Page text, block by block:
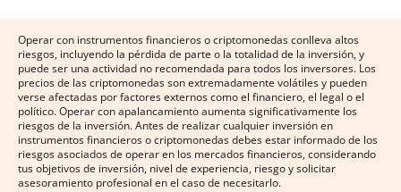
Operar con instrumentos financieros o criptomonedas conlleva altos
riesgos, incluyendo la pérdida de parte o la totalidad de la inversión, y
puede ser una actividad no recomendada para todos los inversores. Los
precios de las criptomonedas son extremadamente volátiles y pueden
verse afectadas por factores externos como el financiero, el legal o el
político. Operar con apalancamiento aumenta significativamente los
riesgos de la inversión. Antes de realizar cualquier inversión en
instrumentos financieros o criptomonedas debes estar informado de los
riesgos asociados de operar en los mercados financieros, considerando
tus objetivos de inversión, nivel de experiencia, riesgo y solicitar
asesoramiento profesional en el caso de necesitarlo.